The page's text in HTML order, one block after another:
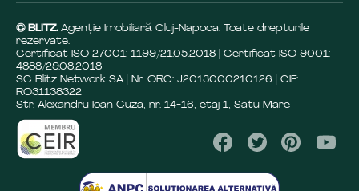
© BLITZ. Agenție Imobiliară Cluj-Napoca. Toate drepturile
rezervate.
Certificat ISO 27001: 1199/21.05.2018 | Certificat ISO 9001:
4888/29.08.2018
SC Blitz Network SA | Nr. ORC: J2013000210126 | CIF:
RO31138322
Str. Alexandru Ioan Cuza, nr. 14-16, etaj 1, Satu Mare